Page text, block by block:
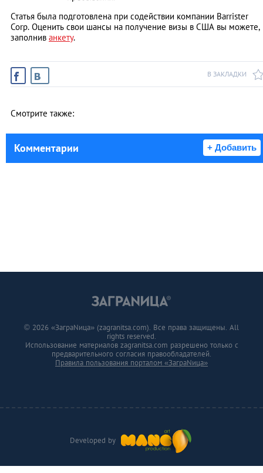
Статья была подготовлена при содействии компании Barrister
Corp. Оценить свои шансы на получение визы в США вы можете,
заполнив анкету.
В ЗАКЛАДКИ
Смотрите также:
Комментарии + Добавить
Developed by
© 2026 «ЗаграNица» (zagranitsa.com). Все права защищены. All
rights reserved.
Использование материалов zagranitsa.com разрешено только с
предварительного согласия правообладателей.
Правила пользования порталом «ЗаграNица»